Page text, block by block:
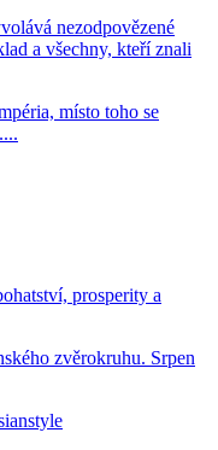
nezodpovězené
a všechny, kteří znali
místo toho se
prosperity a
zvěrokruhu. Srpen